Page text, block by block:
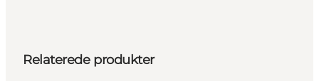
Relaterede produkter